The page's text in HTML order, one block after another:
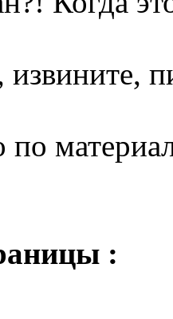
извините,
по
: